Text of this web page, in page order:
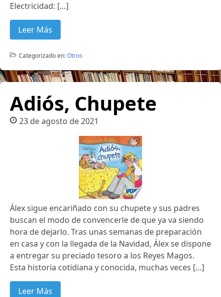
Electricidad: […]
Leer Más
Categorizado en:Otros
Adiós, Chupete
23 de agosto de 2021
Álex sigue encariñado con su chupete y sus padres
buscan el modo de convencerle de que ya va siendo
hora de dejarlo. Tras unas semanas de preparación
en casa y con la llegada de la Navidad, Álex se dispone
a entregar su preciado tesoro a los Reyes Magos.
Esta historia cotidiana y conocida, muchas veces […]
Leer Más